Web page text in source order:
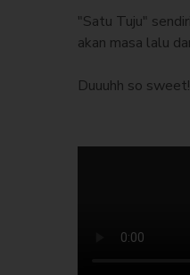
"Satu Tuju"
akan masa lalu
Duuuhh so sweet!